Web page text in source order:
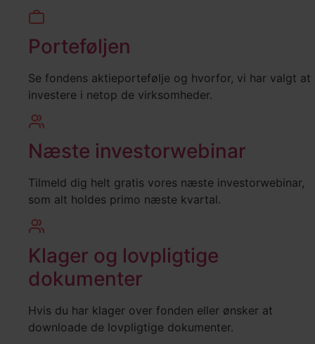
Porteføljen
Se fondens aktieportefølje og hvorfor, vi har valgt at
investere i netop de virksomheder.
Næste investorwebinar
Tilmeld dig helt gratis vores næste investorwebinar,
som alt holdes primo næste kvartal.
Klager og lovpligtige
dokumenter
Hvis du har klager over fonden eller ønsker at
downloade de lovpligtige dokumenter.